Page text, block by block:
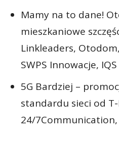
Mamy na to dane!
mieszkaniowe
Linkleaders,
SWPS Innowacje, IQS
5G Bardziej –
standardu sieci od
24/